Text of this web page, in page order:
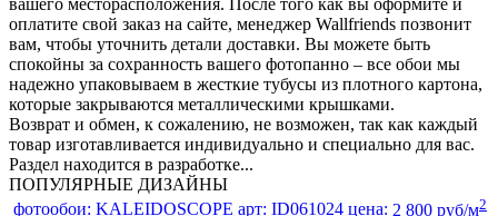
вашего месторасположения. После того как вы оформите и
оплатите свой заказ на сайте, менеджер Wallfriends позвонит
вам, чтобы уточнить детали доставки. Вы можете быть
спокойны за сохранность вашего фотопанно – все обои мы
надежно упаковываем в жесткие тубусы из плотного картона,
которые закрываются металлическими крышками.
Возврат и обмен, к сожалению, не возможен, так как каждый
товар изготавливается индивидуально и специально для вас.
Раздел находится в разработке...
ПОПУЛЯРНЫЕ ДИЗАЙНЫ
фотообои: KALEIDOSCOPE арт: ID061024 цена: 2 800 руб/м2